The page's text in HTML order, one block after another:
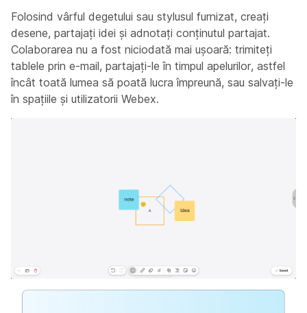
Folosind vârful degetului sau stylusul furnizat, creați
desene, partajați idei și adnotați conținutul partajat.
Colaborarea nu a fost niciodată mai ușoară: trimiteți
tablele prin e-mail, partajați-le în timpul apelurilor, astfel
încât toată lumea să poată lucra împreună, sau salvați-le
în spațiile și utilizatorii Webex.